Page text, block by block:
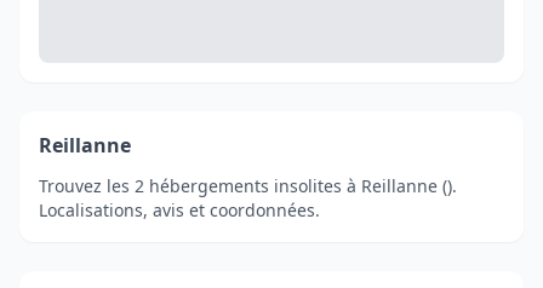
Reillanne
Trouvez les 2 hébergements insolites à Reillanne ().
Localisations, avis et coordonnées.